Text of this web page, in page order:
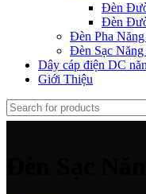
Đèn
Đèn
Đèn Pha
Đèn Sạc
Dây cáp điện DC
Giới Thiệu